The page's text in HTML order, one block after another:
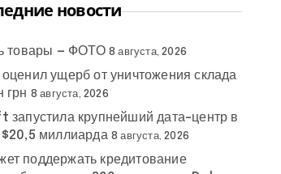
новости
товары — ФОТО 8 августа, 2026
ущерб от уничтожения склада
грн 8 августа, 2026
крупнейший дата-центр в
миллиарда 8 августа, 2026
поддержать кредитование